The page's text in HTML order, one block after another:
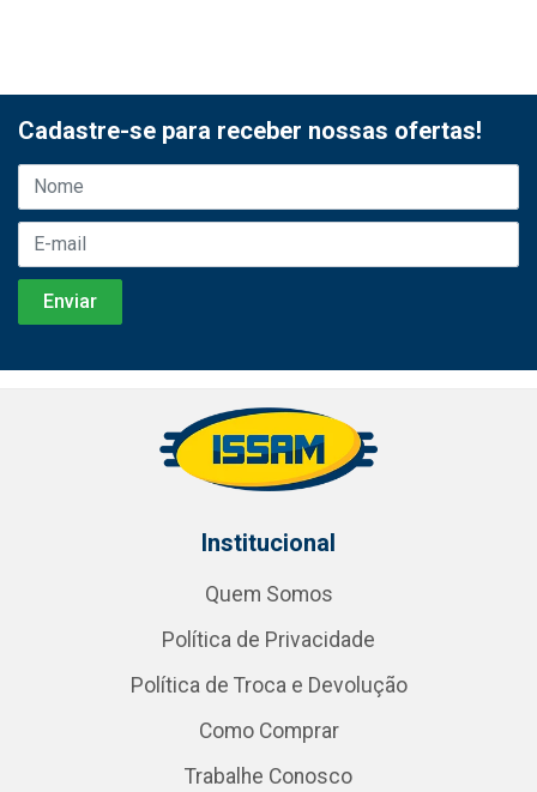
Cadastre-se para receber nossas ofertas!
Institucional
Quem Somos
Política de Privacidade
Política de Troca e Devolução
Como Comprar
Trabalhe Conosco